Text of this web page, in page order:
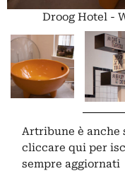
Droog Hotel -
Artribune è anche
cliccare qui per
sempre aggiornati